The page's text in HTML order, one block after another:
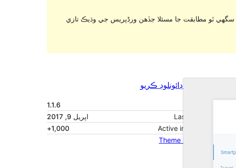
ٿو مطابقت جا مسئلا جڏهن ورڈپریس جي وڌيڪ تازي
ڊائونلوڊ ڪريو
1.1.6
Last updated
اپريل 9, 2017
Active installations
1,000+
Theme homepage